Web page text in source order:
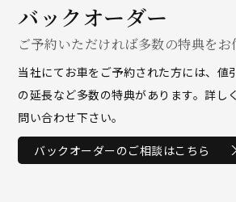
バックオーダー
ご予約いただければ多数の特典をお
当社にてお車をご予約された方には、値
の延長など多数の特典があります。詳し
問い合わせ下さい。
バックオーダーのご相談はこちら